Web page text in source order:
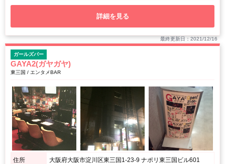
詳細を見る
最終更新日：2021/12/16
ガールズバー
GAYA2(ガヤガヤ)
東三国 / エンタメBAR
住所 大阪府大阪市淀川区東三国1-23-9 ナポリ東三国ビル601